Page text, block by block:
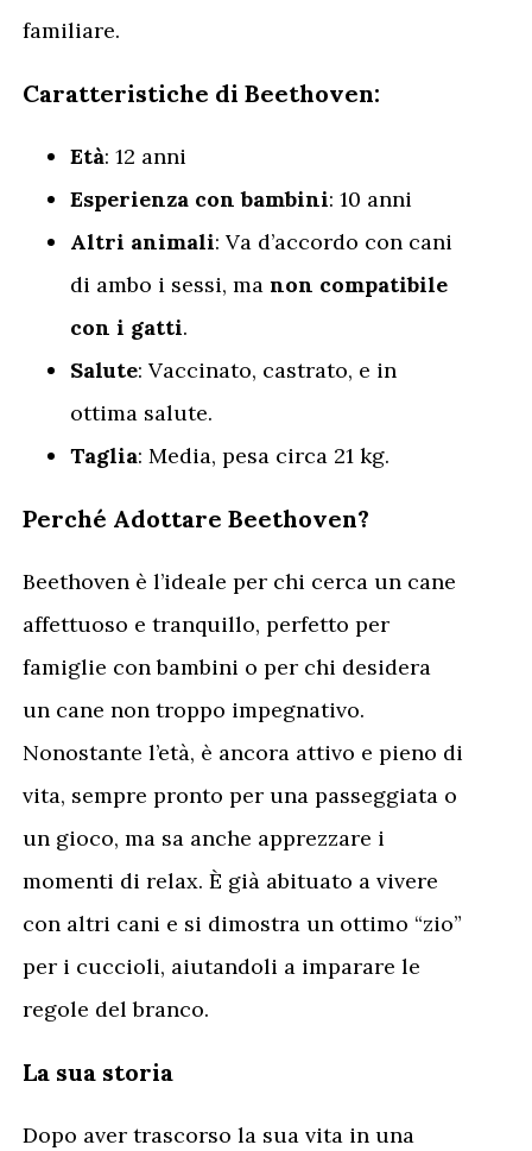
familiare.
Caratteristiche di Beethoven:
Età: 12 anni
Esperienza con bambini: 10 anni
Altri animali: Va d’accordo con cani
di ambo i sessi, manon compatibile
con i gatti.
Salute: Vaccinato, castrato, e in
ottima salute.
Taglia: Media, pesa circa 21 kg.
Perché Adottare Beethoven?
Beethoven è l’ideale per chi cerca un cane
affettuoso e tranquillo, perfetto per
famiglie con bambini o per chi desidera
un cane non troppo impegnativo.
Nonostante l’età, è ancora attivo e pieno di
vita, sempre pronto per una passeggiata o
un gioco, ma sa anche apprezzare i
momenti di relax. È già abituato a vivere
con altri cani e si dimostra un ottimo “zio”
per i cuccioli, aiutandoli a imparare le
regole del branco.
La sua storia
Dopo aver trascorso la sua vita in una